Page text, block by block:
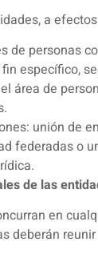
a
de personas
específico,
área de
unión de
federadas o
de las
en
deberán